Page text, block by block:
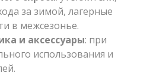
за зимой, лагерные
в межсезонье.
и аксессуары: при
использования и